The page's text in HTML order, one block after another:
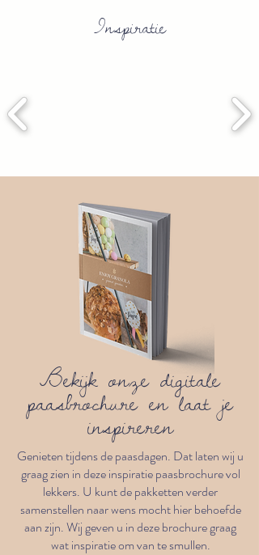
Inspiratie
Bekijk onze digitale
paasbrochure en laat je
inspireren
Genieten tijdens de paasdagen. Dat laten wij u
graag zien in deze inspiratie paasbrochure vol
lekkers. U kunt de pakketten verder
samenstellen naar wens mocht hier behoefde
aan zijn. Wij geven u in deze brochure graag
wat inspiratie om van te smullen.